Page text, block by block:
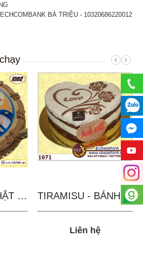
BÀ TRIỆU - 10320686220012
BÁNH SINH NHẬT IN... TIRAMISU - BÁNH TẶNG...
Liên hệ